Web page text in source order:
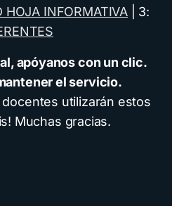
HOJA INFORMATIVA| 3:
apóyanos con un clic.
el servicio.
docentes utilizarán estos
Muchas gracias.